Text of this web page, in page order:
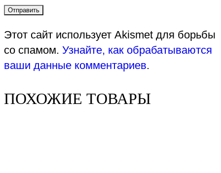
Этот сайт использует Akismet для борьбы
со спамом. Узнайте, как обрабатываются
ваши данные комментариев.
ПОХОЖИЕ ТОВАРЫ